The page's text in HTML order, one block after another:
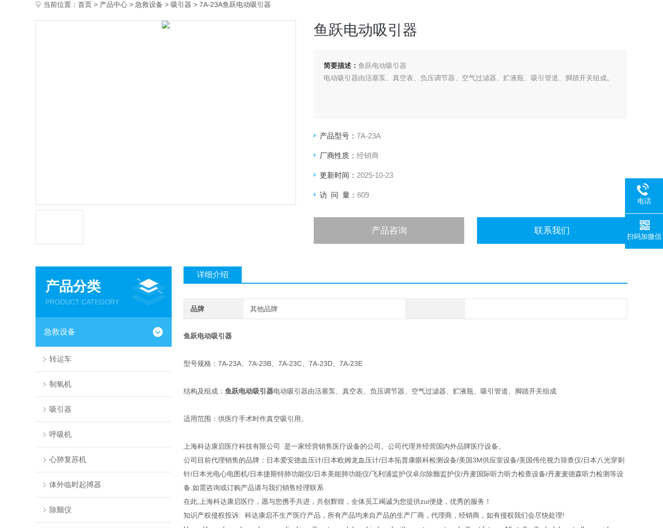
当前位置： 首页 > 产品中心 > 急救设备 > 吸引器 > 7A-23A鱼跃电动吸引器
鱼跃电动吸引器
简要描述： 鱼跃电动吸引器
电动吸引器由活塞泵、真空表、负压调节器、空气过滤器、贮液瓶、吸引管道、脚踏开关组成。
产品型号： 7A-23A
厂商性质： 经销商
更新时间： 2025-10-23
访 问 量： 609
产品咨询 联系我们
产品分类
PRODUCT CATEGORY
急救设备
转运车
制氧机
吸引器
呼吸机
心肺复苏机
体外临时起搏器
除颤仪
详细介绍
品牌 其他品牌
鱼跃电动吸引器
型号规格：7A-23A、7A-23B、7A-23C、7A-23D、7A-23E
结构及组成： 鱼跃电动吸引器电动吸引器由活塞泵、真空表、负压调节器、空气过滤器、贮液瓶、吸引管道、脚踏开关组成
适用范围：供医疗手术时作真空吸引用。
上海科达康启医疗科技有限公司 是一家经营销售医疗设备的公司。公司代理并经营国内外品牌医疗设备。
公司目前代理销售的品牌：日本爱安德血压计/日本欧姆龙血压计/日本拓普康眼科检测设备/美国3M供应室设备/美国伟伦视力筛查仪/日本八光穿刺
针/日本光电心电图机/日本捷斯特肺功能仪/日本美能肺功能仪/飞利浦监护仪卓尔除颤监护仪/丹麦国际听力听力检查设备/丹麦麦德森听力检测等设
备.如需咨询或订购产品请与我们销售经理联系
在此,上海科达康启医疗，愿与您携手共进，共创辉煌，全体员工竭诚为您提供zui便捷，优秀的服务！
知识产权侵权投诉: 科达康启不生产医疗产品，所有产品均来自产品的生产厂商，代理商，经销商，如有侵权我们会尽快处理!
电话
扫码加微信